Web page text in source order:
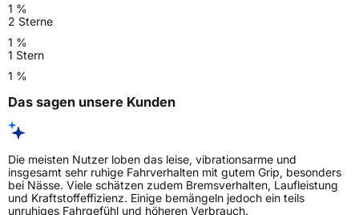
1 %
2 Sterne
1 %
1 Stern
1 %
Das sagen unsere Kunden
Die meisten Nutzer loben das leise, vibrationsarme und
insgesamt sehr ruhige Fahrverhalten mit gutem Grip, besonders
bei Nässe. Viele schätzen zudem Bremsverhalten, Laufleistung
und Kraftstoffeffizienz. Einige bemängeln jedoch ein teils
unruhiges Fahrgefühl und höheren Verbrauch.